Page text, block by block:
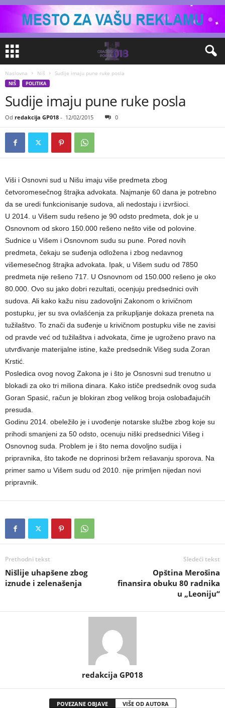
Naslovna Niš Sudije imaju pune ruke posla
NIŠ POLITIKA
Sudije imaju pune ruke posla
Od redakcija GP018 - 12/02/2015 0
Viši i Osnovni sud u Nišu imaju više predmeta zbog
četvoromesečnog štrajka advokata. Najmanje 60 dana je potrebno
da se uredi funkcionisanje sudova, ali nedostaju i izvršioci.
U 2014. u Višem sudu rešeno je 90 odsto predmeta, dok je u
Osnovnom od skoro 150.000 rešeno nešto više od polovine.
Sudnice u Višem i Osnovnom sudu su pune. Pored novih
predmeta, čekaju se suđenja odložena i zbog nedavnog
višemesečnog štrajka advokata. Ipak, u Višem sudu od 7850
predmeta nije rešeno 717. U Osnovnom od 150.000 rešeno je oko
80.000. Ovo su jako dobri rezultati, ocenjuju predsednici ovih
sudova. Ali kako kažu nisu zadovoljni Zakonom o krivičnom
postupku, jer su sva ovlašćenja za prikupljanje dokaza preneta na
tužilaštvo. To znači da suđenje u krivičnom postupku više ne zavisi
od pravde već od tužilaštva i advokata, čime je ugroženo pravo na
utvrđivanje materijalne istine, kaže predsednik Višeg suda Zoran
Krstić.
Posledica ovog novog Zakona je i što je Osnosvni sud trenutno u
blokadi za oko tri miliona dinara. Kako ističe predsednik ovog suda
Goran Spasić, račun je blokiran zbog velikog broja oslobađajućih
presuda.
Godinu 2014. obeležilo je i uvođenje notarske službe zbog koje su
prihodi smanjeni za 50 odsto, ocenuju niški predsednici Višeg i
Osnovnog suda. Problem je i što nema dovoljno sudija i
pripravnika, što takođe ne doprinosi bržem rešavanju sporova. Na
primer samo u Višem sudu od 2010. nije primljen nijedan novi
pripravnik.
Prethodni tekst
Nišlije uhapšene zbog
iznude i zelenašenja
Sledeći tekst
Opština Merošina
finansira obuku 80 radnika
u „Leoniju“
redakcija GP018
POVEZANE OBJAVE VIŠE OD AUTORA